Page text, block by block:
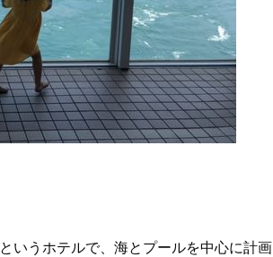
というホテルで、海とプールを中心に計画